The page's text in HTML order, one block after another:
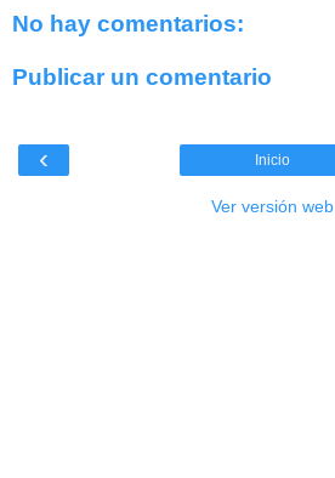
No hay comentarios:
Publicar un comentario
‹ Inicio
Ver versión web